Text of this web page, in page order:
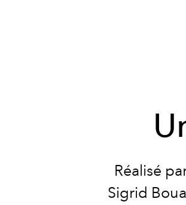
Réalisé
Sigrid